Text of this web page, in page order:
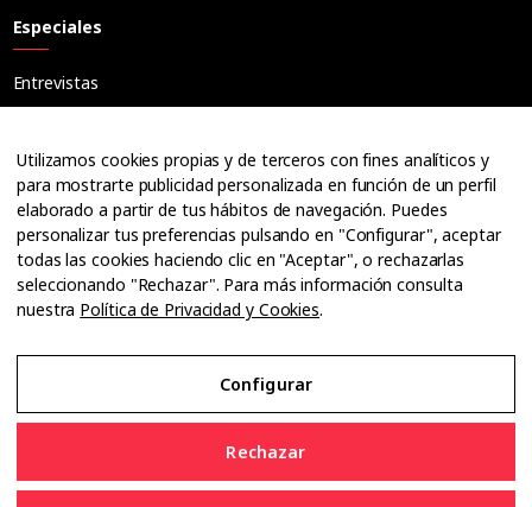
Especiales
Entrevistas
Ópticos
Cuadernos
Guías
Dossier
Anuarios
Ofertas de empleo
Utilizamos cookies propias y de terceros con fines analíticos y
para mostrarte publicidad personalizada en función de un perfil
elaborado a partir de tus hábitos de navegación. Puedes
personalizar tus preferencias pulsando en "Configurar", aceptar
todas las cookies haciendo clic en "Aceptar", o rechazarlas
seleccionando "Rechazar". Para más información consulta
nuestra Política de Privacidad y Cookies.
Configurar
Rechazar
Aviso Legal
Política de Privacidad y Cookies